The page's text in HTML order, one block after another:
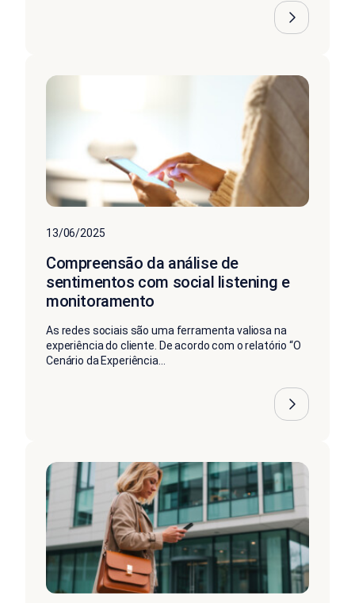
13/06/2025
Compreensão da análise de
sentimentos com social listening e
monitoramento
As redes sociais são uma ferramenta valiosa na
experiência do cliente. De acordo com o relatório “O
Cenário da Experiência...